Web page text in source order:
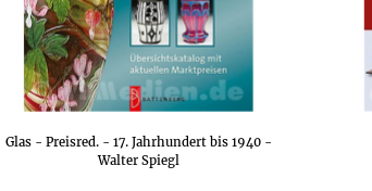
Glas - Preisred. - 17. Jahrhundert bis 1940 -
Walter Spiegl